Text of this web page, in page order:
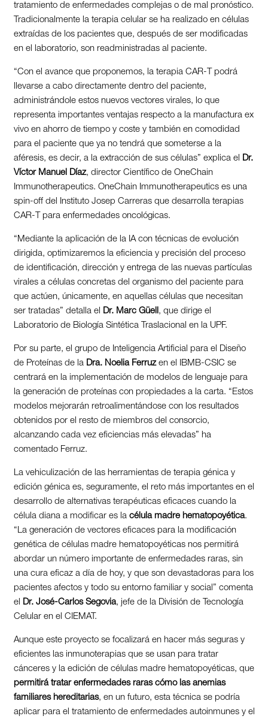
tratamiento de enfermedades complejas o de mal pronóstico.
Tradicionalmente la terapia celular se ha realizado en células
extraídas de los pacientes que, después de ser modificadas
en el laboratorio, son readministradas al paciente.
“Con el avance que proponemos, la terapia CAR-T podrá
llevarse a cabo directamente dentro del paciente,
administrándole estos nuevos vectores virales, lo que
representa importantes ventajas respecto a la manufactura ex
vivo en ahorro de tiempo y coste y también en comodidad
para el paciente que ya no tendrá que someterse a la
aféresis, es decir, a la extracción de sus células” explica el Dr.
Víctor Manuel Díaz, director Científico de OneChain
Immunotherapeutics. OneChain Immunotherapeutics es una
spin-off del Instituto Josep Carreras que desarrolla terapias
CAR-T para enfermedades oncológicas.
“Mediante la aplicación de la IA con técnicas de evolución
dirigida, optimizaremos la eficiencia y precisión del proceso
de identificación, dirección y entrega de las nuevas partículas
virales a células concretas del organismo del paciente para
que actúen, únicamente, en aquellas células que necesitan
ser tratadas” detalla el Dr. Marc Güell , que dirige el
Laboratorio de Biología Sintética Traslacional en la UPF.
Por su parte, el grupo de Inteligencia Artificial para el Diseño
de Proteínas de la Dra. Noelia Ferruzen el IBMB-CSIC se
centrará en la implementación de modelos de lenguaje para
la generación de proteínas con propiedades a la carta. “Estos
modelos mejorarán retroalimentándose con los resultados
obtenidos por el resto de miembros del consorcio,
alcanzando cada vez eficiencias más elevadas” ha
comentado Ferruz.
La vehiculización de las herramientas de terapia génica y
edición génica es, seguramente, el reto más importantes en el
desarrollo de alternativas terapéuticas eficaces cuando la
célula diana a modificar es la célula madre hematopoyética.
“La generación de vectores eficaces para la modificación
genética de células madre hematopoyéticas nos permitirá
abordar un número importante de enfermedades raras, sin
una cura eficaz a día de hoy, y que son devastadoras para los
pacientes afectos y todo su entorno familiar y social” comenta
el Dr. José-Carlos Segovia, jefe de la División de Tecnología
Celular en el CIEMAT.
Aunque este proyecto se focalizará en hacer más seguras y
eficientes las inmunoterapias que se usan para tratar
cánceres y la edición de células madre hematopoyéticas, que
permitirá tratar enfermedades raras cómo las anemias
familiares hereditarias, en un futuro, esta técnica se podría
aplicar para el tratamiento de enfermedades autoinmunes y el